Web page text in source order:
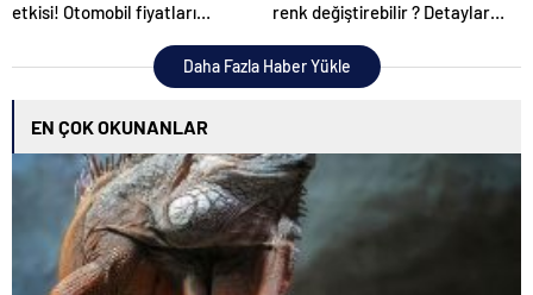
etkisi! Otomobil fiyatları
renk değiştirebilir ? Detaylar
Daha Fazla Haber Yükle
EN ÇOK OKUNANLAR